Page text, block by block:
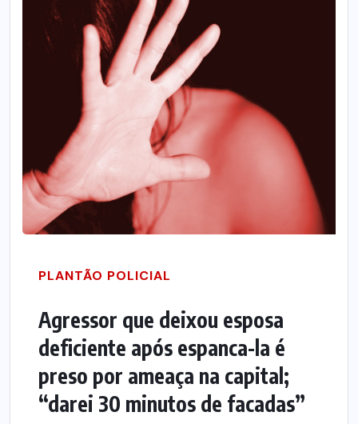
PLANTÃO POLICIAL
Agressor que deixou esposa
deficiente após espanca-la é
preso por ameaça na capital;
“darei 30 minutos de facadas”